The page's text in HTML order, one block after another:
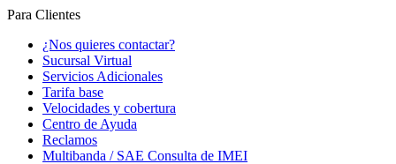
Para Clientes
¿Nos quieres contactar?
Sucursal Virtual
Servicios Adicionales
Tarifa base
Velocidades y cobertura
Centro de Ayuda
Reclamos
Multibanda / SAE Consulta de IMEI